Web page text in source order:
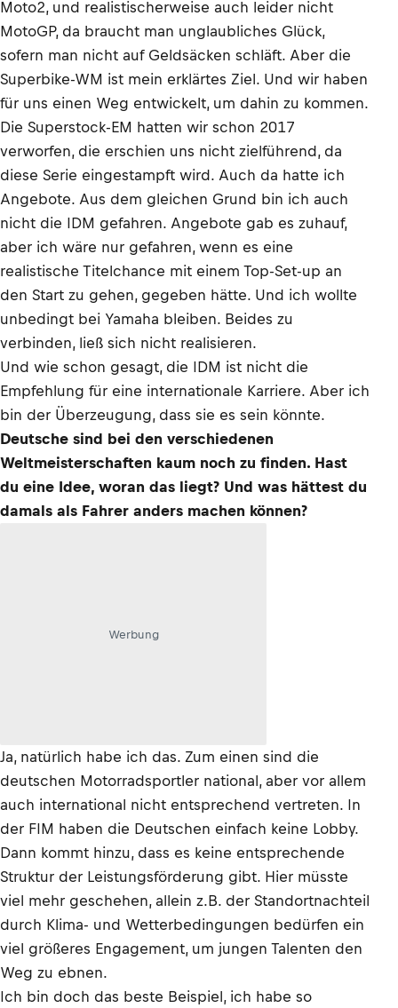
Moto2, und realistischerweise auch leider nicht
MotoGP, da braucht man unglaubliches Glück,
sofern man nicht auf Geldsäcken schläft. Aber die
Superbike-WM ist mein erklärtes Ziel. Und wir haben
für uns einen Weg entwickelt, um dahin zu kommen.
Die Superstock-EM hatten wir schon 2017
verworfen, die erschien uns nicht zielführend, da
diese Serie eingestampft wird. Auch da hatte ich
Angebote. Aus dem gleichen Grund bin ich auch
nicht die IDM gefahren. Angebote gab es zuhauf,
aber ich wäre nur gefahren, wenn es eine
realistische Titelchance mit einem Top-Set-up an
den Start zu gehen, gegeben hätte. Und ich wollte
unbedingt bei Yamaha bleiben. Beides zu
verbinden, ließ sich nicht realisieren.
Und wie schon gesagt, die IDM ist nicht die
Empfehlung für eine internationale Karriere. Aber ich
bin der Überzeugung, dass sie es sein könnte.
Deutsche sind bei den verschiedenen
Weltmeisterschaften kaum noch zu finden. Hast
du eine Idee, woran das liegt? Und was hättest du
damals als Fahrer anders machen können?
Werbung
Ja, natürlich habe ich das. Zum einen sind die
deutschen Motorradsportler national, aber vor allem
auch international nicht entsprechend vertreten. In
der FIM haben die Deutschen einfach keine Lobby.
Dann kommt hinzu, dass es keine entsprechende
Struktur der Leistungsförderung gibt. Hier müsste
viel mehr geschehen, allein z.B. der Standortnachteil
durch Klima- und Wetterbedingungen bedürfen ein
viel größeres Engagement, um jungen Talenten den
Weg zu ebnen.
Ich bin doch das beste Beispiel, ich habe so